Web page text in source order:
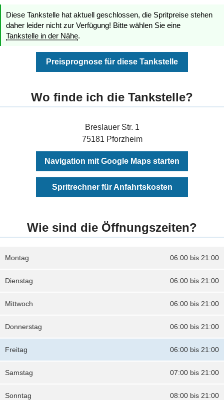
Diese Tankstelle hat aktuell geschlossen, die Spritpreise stehen
daher leider nicht zur Verfügung! Bitte wählen Sie eine
Tankstelle in der Nähe.
Preisprognose für diese Tankstelle
Wo finde ich die Tankstelle?
Breslauer Str. 1
75181 Pforzheim
Navigation mit Google Maps starten
Spritrechner für Anfahrtskosten
Wie sind die Öffnungszeiten?
06:00 bis 21:00
Montag
06:00 bis 21:00
Dienstag
06:00 bis 21:00
Mittwoch
06:00 bis 21:00
Donnerstag
06:00 bis 21:00
Freitag
07:00 bis 21:00
Samstag
08:00 bis 21:00
Sonntag